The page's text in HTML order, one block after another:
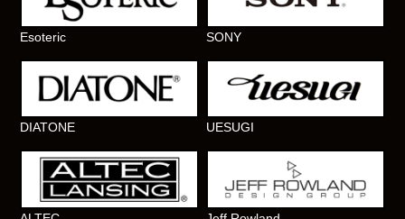
Esoteric SONY
DIATONE UESUGI